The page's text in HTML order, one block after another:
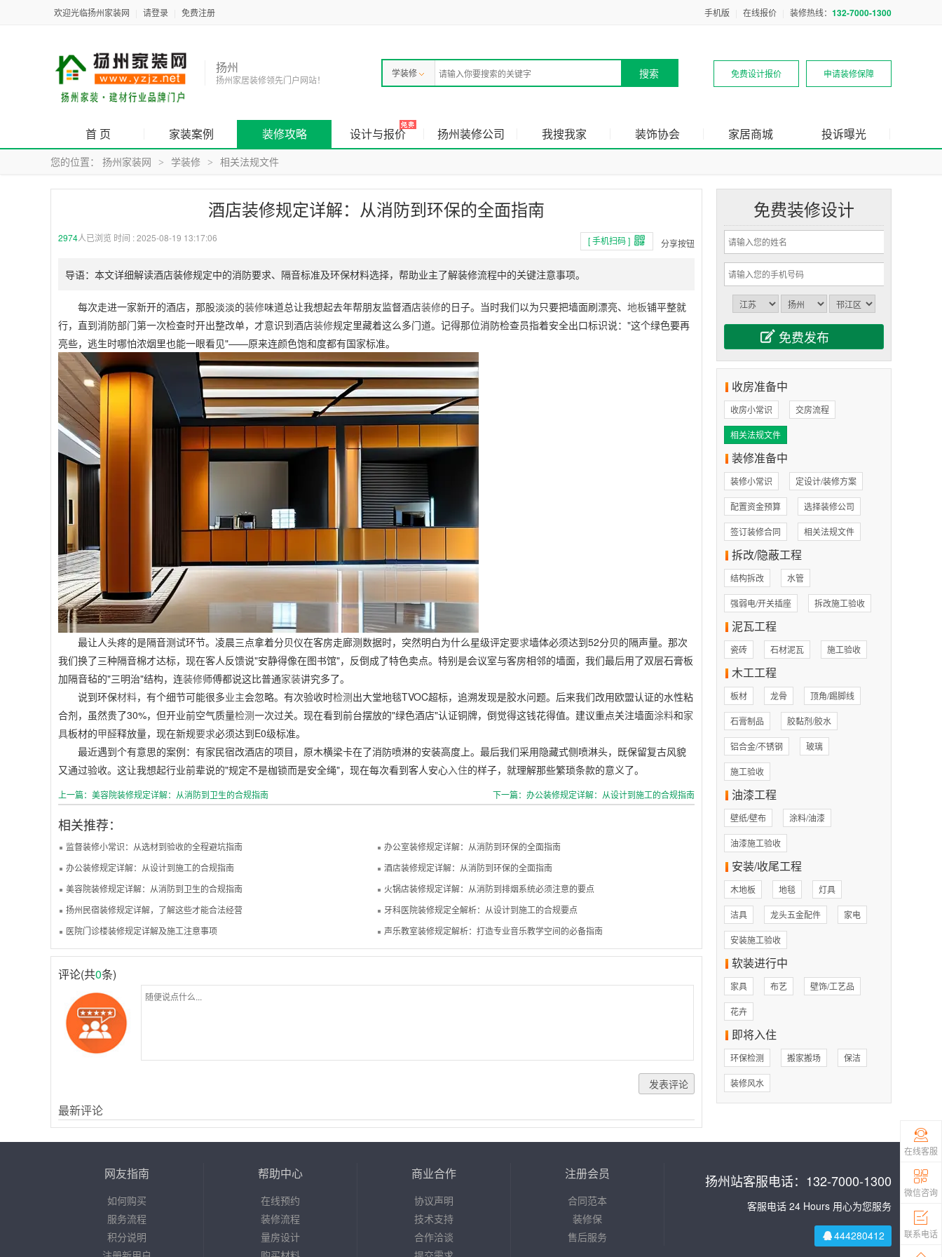
欢迎光临扬州家装网 请登录 免费注册 手机版 在线报价 装修热线： 132-7000-1300
扬州
扬州家居装修领先门户网站！
学装修 免费设计报价 申请装修保障
首 页 家装案例 装修攻略 设计与报价 扬州装修公司 我搜我家 装饰协会 家居商城 投诉曝光
您的位置： 扬州家装网 > 学装修 > 相关法规文件
酒店装修规定详解：从消防到环保的全面指南
2974人已浏览 时间 :2025-08-19 13:17:06 [ 手机扫码 ] 分享按钮
导语：本文详细解读酒店装修规定中的消防要求、隔音标准及环保材料选择，帮助业主了解装修流程中的关键注意事项。
每次走进一家新开的酒店，那股淡淡的装修味道总让我想起去年帮朋友监督酒店装修的日子。当时我们以为只要把墙面刷漂亮、 地板铺平整就
行，直到消防部门第一次检查时开出整改单，才意识到酒店装修规定里藏着这么多门道。记得那位消防检查员指着安全出口标识说："这个绿色要再
亮些，逃生时哪怕浓烟里也能一眼看见"——原来连颜色饱和度都有国家标准。
最让人头疼的是隔音测试环节。凌晨三点拿着分贝仪在客房走廊测数据时，突然明白为什么星级评定要求墙体必须达到52分贝的隔声量。那次
我们换了三种隔音棉才达标，现在客人反馈说"安静得像在图书馆"，反倒成了特色卖点。特别是会议室与客房相邻的墙面，我们最后用了双层石膏板
加隔音毡的"三明治"结构，连装修师傅都说这比普通家装讲究多了。
说到环保材料，有个细节可能很多业主会忽略。有次验收时检测出大堂地毯TVOC超标，追溯发现是胶水问题。后来我们改用欧盟认证的水性粘
合剂，虽然贵了30%，但开业前空气质量检测一次过关。现在看到前台摆放的"绿色酒店"认证铜牌，倒觉得这钱花得值。建议重点关注墙面涂料和家
具板材的甲醛释放量，现在新规要求必须达到E0级标准。
最近遇到个有意思的案例：有家民宿改酒店的项目，原木横梁卡在了消防喷淋的安装高度上。最后我们采用隐藏式侧喷淋头，既保留复古风貌
又通过验收。这让我想起行业前辈说的"规定不是枷锁而是安全绳"，现在每次看到客人安心入住的样子，就理解那些繁琐条款的意义了。
上一篇：美容院装修规定详解：从消防到卫生的合规指南 下一篇：办公装修规定详解：从设计到施工的合规指南
相关推荐：
监督装修小常识：从选材到验收的全程避坑指南
办公室装修规定详解：从消防到环保的全面指南
办公装修规定详解：从设计到施工的合规指南
酒店装修规定详解：从消防到环保的全面指南
美容院装修规定详解：从消防到卫生的合规指南
火锅店装修规定详解：从消防到排烟系统必须注意的要点
扬州民宿装修规定详解，了解这些才能合法经营
牙科医院装修规定全解析：从设计到施工的合规要点
医院门诊楼装修规定详解及施工注意事项
声乐教室装修规定解析：打造专业音乐教学空间的必备指南
评论(共0条)
最新评论
免费装修设计
收房准备中
收房小常识 交房流程
相关法规文件
装修准备中
装修小常识 定设计/装修方案
配置资金预算 选择装修公司
签订装修合同 相关法规文件
拆改/隐蔽工程
结构拆改 水管
强弱电/开关插座 拆改施工验收
泥瓦工程
瓷砖 石材泥瓦 施工验收
木工工程
板材 龙骨 顶角/踢脚线
石膏制品 胶黏剂/胶水
铝合金/不锈钢 玻璃
施工验收
油漆工程
壁纸/壁布 涂料/油漆
油漆施工验收
安装/收尾工程
木地板 地毯 灯具
洁具 龙头五金配件 家电
安装施工验收
软装进行中
家具 布艺 壁饰/工艺品
花卉
即将入住
环保检测 搬家搬场 保洁
装修风水
网友指南
如何购买
服务流程
积分说明
帮助中心
在线预约
装修流程
量房设计
商业合作
协议声明
技术支持
合作洽谈
注册会员
合同范本
装修保
售后服务
扬州站客服电话：132-7000-1300
客服电话 24 Hours 用心为您服务
444280412
在线客服
微信咨询
联系电话